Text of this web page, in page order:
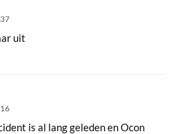
uit
is al lang geleden en Ocon